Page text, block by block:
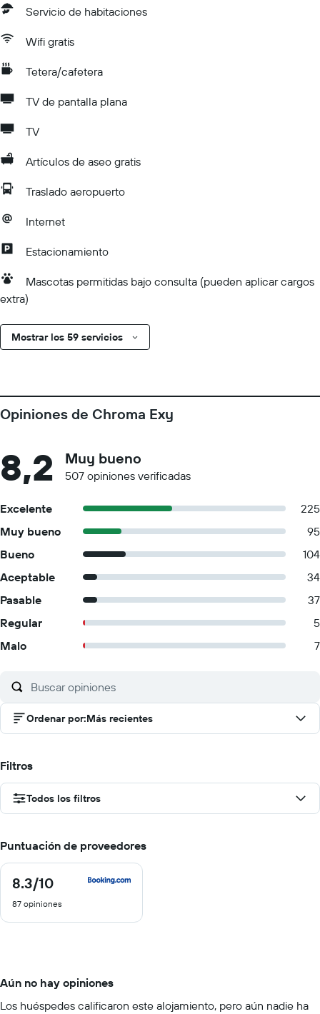
Servicio de habitaciones
Wifi gratis
Tetera/cafetera
TV de pantalla plana
TV
Artículos de aseo gratis
Traslado aeropuerto
Internet
Estacionamiento
Mascotas permitidas bajo consulta (pueden aplicar cargos
extra)
Mostrar los 59 servicios
Opiniones de Chroma Exy
8,2 Muy bueno
507 opiniones verificadas
Excelente
225
Muy bueno
95
Bueno
104
Aceptable
34
Pasable
37
Regular
5
Malo
7
Ordenar por:Más recientes
Filtros
Todos los filtros
Puntuación de proveedores
8.3/10
8.3
10
87 opiniones
Aún no hay opiniones
Los huéspedes calificaron este alojamiento, pero aún nadie ha